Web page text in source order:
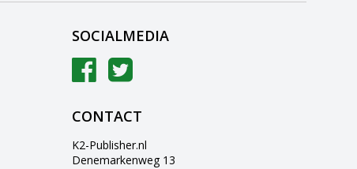
SOCIALMEDIA
CONTACT
K2-Publisher.nl
Denemarkenweg 13